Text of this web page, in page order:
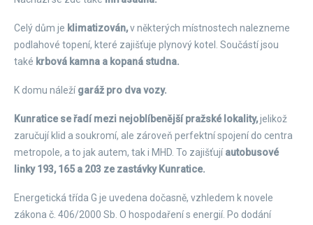
Celý dům je klimatizován,v některých místnostech nalezneme
podlahové topení, které zajišťuje plynový kotel. Součástí jsou
také krbová kamna a kopaná studna.
K domu náležígaráž pro dva vozy.
Kunratice se řadí mezi nejoblíbenější pražské lokality,jelikož
zaručují klid a soukromí, ale zároveň perfektní spojení do centra
metropole, a to jak autem, tak i MHD. To zajišťujíautobusové
linky 193, 165 a 203 ze zastávky Kunratice.
Energetická třída G je uvedena dočasně, vzhledem k novele
zákona č. 406/2000 Sb. O hospodaření s energií. Po dodání